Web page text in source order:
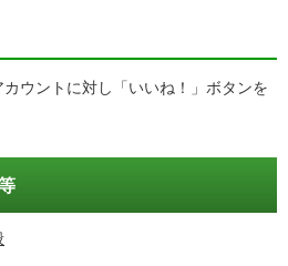
ウントに対し「いいね！」ボタンを